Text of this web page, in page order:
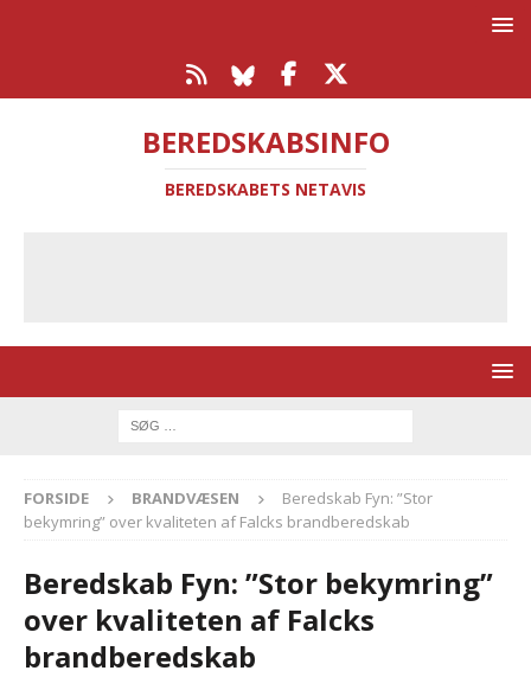
BEREDSKABSINFO
BEREDSKABETS NETAVIS
FORSIDE BRANDVÆSEN
Beredskab Fyn: ”Stor
bekymring” over kvaliteten af Falcks brandberedskab
Beredskab Fyn: ”Stor bekymring”
over kvaliteten af Falcks
brandberedskab